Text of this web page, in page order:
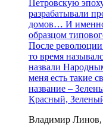
Петровскую
разрабатывали
домов… И
образцом
После революции
то время
назвали
меня есть такие
название –
Красный,
Владимир Линов,